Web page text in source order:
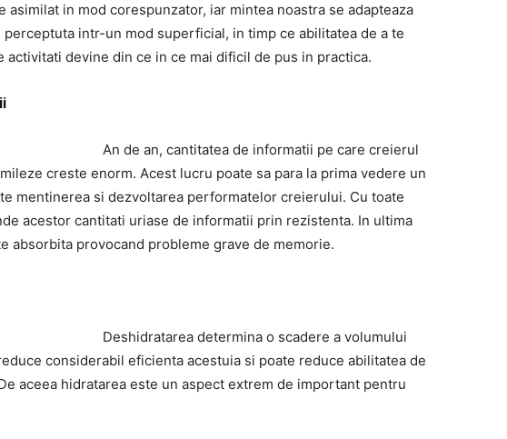
asimilat in mod corespunzator, iar mintea noastra se adapteaza
intr-un mod superficial, in timp ce abilitatea de a te
activitati devine din ce in ce mai dificil de pus in practica.
An de an, cantitatea de informatii pe care creierul
creste enorm. Acest lucru poate sa para la prima vedere un
mentinerea si dezvoltarea performatelor creierului. Cu toate
acestor cantitati uriase de informatii prin rezistenta. In ultima
absorbita provocand probleme grave de memorie.
Deshidratarea determina o scadere a volumului
considerabil eficienta acestuia si poate reduce abilitatea de
aceea hidratarea este un aspect extrem de important pentru